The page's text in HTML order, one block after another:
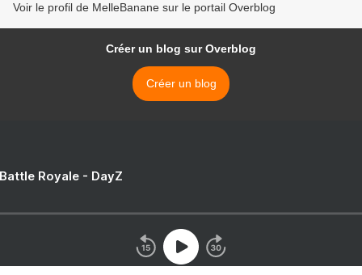
Voir le profil de MelleBanane sur le portail Overblog
Créer un blog sur Overblog
Créer un blog
Royale - DayZ